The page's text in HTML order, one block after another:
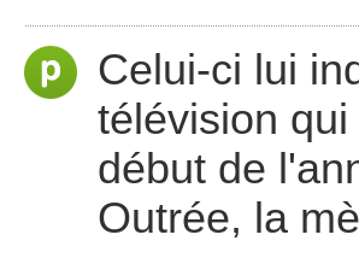
Celui-ci lui
télévision
début de
Outrée, la